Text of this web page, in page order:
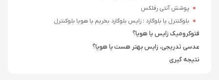
پوشش آنتی رفلکس
بلوکنترل یا بلوگارد : زایس بلوگارد بخریم یا هویا بلوکنترل
فتوکرومیک زایس یا هویا؟
عدسی تدریجی، زایس بهتر هست یا هویا؟
نتیجه گیری